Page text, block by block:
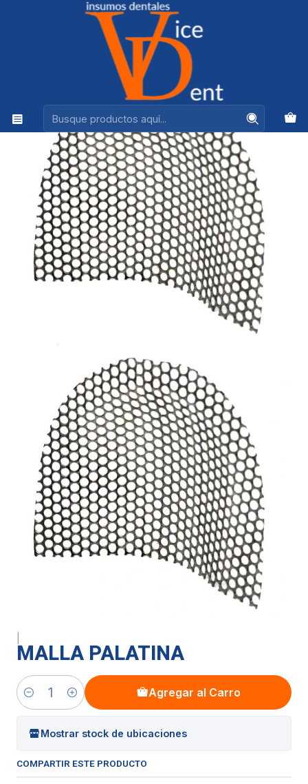
Ventas +56944575313
LABORATORIO MALLA PALATINA
MALLA PALATINA
Cantidad
Agregar al Carro
Mostrar stock de ubicaciones
COMPARTIR ESTE PRODUCTO